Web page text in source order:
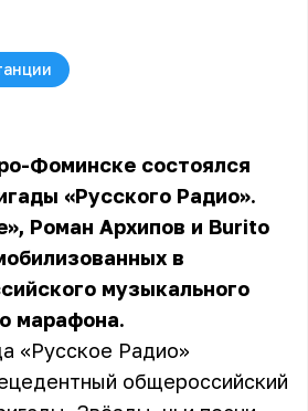
Фоминске состоялся
«Русского Радио».
Роман Архипов и Burito
в
музыкального
марафона.
«Русское Радио»
общероссийский